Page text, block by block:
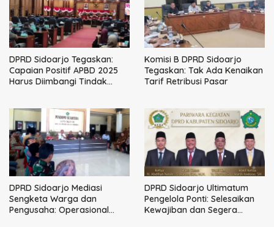
DPRD Sidoarjo Tegaskan:
Capaian Positif APBD 2025
Harus Diimbangi Tindak
Komisi B DPRD Sidoarjo
Tegaskan: Tak Ada Kenaikan
Tarif Retribusi Pasar
DPRD Sidoarjo Mediasi
Sengketa Warga dan
Pengusaha: Operasional
DPRD Sidoarjo Ultimatum
Pengelola Ponti: Selesaikan
Kewajiban dan Segera